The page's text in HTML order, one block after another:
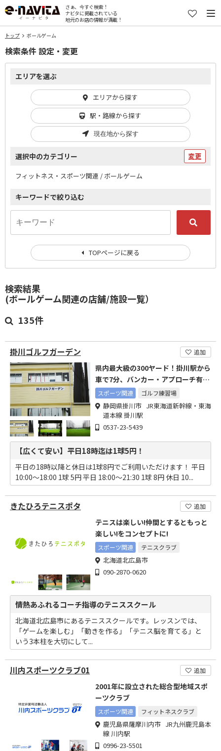
さぁ、今すぐ検索！
ナビタに掲載されている
地元のお店の情報が満載！
トップ ボールゲーム
検索結果
(ボールゲーム関連の店舗/施設一覧）
135件
掛川ゴルフガーデン 追加
県内最大級の300ヤード！掛川駅から
車で7分、バンカー・アプローチ有の
ゴルフ練習場！
スポーツ関連 ゴルフ練習場
静岡県掛川市 JR東海道新幹線・東海
道本線 掛川駅
0537-23-5439
【広くて安い】平日18時迄は1球5円！
平日の18時以降と休日は1球8円でご利用いただけます！ 平日
10:00～18:00 1球 5円 平日 18:00～21:30 1球 8円 休日 10...
きたひろテニスポタ 追加
テニスは楽しい!仲間とするともっと
楽しい!をコンセプトに!
スポーツ関連 テニスクラブ
北海道北広島市
090-2870-0620
情熱あふれるコーチ指導のテニススクール
北海道北広島市にあるテニススクールです。レッスンでは、
「ゲームを楽しむ」「動きを作る」「テニス脳を育てる」と
いう3本柱を大切にして...
川内スポーツクラブ01 追加
2001年に設立された総合型地域スポ
ーツクラブ
スポーツ関連 フィットネスクラブ
鹿児島県薩摩川内市 JR九州鹿児島本
線 川内駅
0996-23-5501
検索条件 設定・変更
エリアを選ぶ
エリアから探す
駅・路線から探す
現在地から探す
選択中のカテゴリー 変更
フィットネス・スポーツ関連 / ボールゲーム
キーワードで絞り込む
TOPページに戻る